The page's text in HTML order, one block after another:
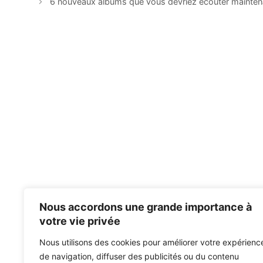
Nous accordons une grande importance à
votre vie privée
Nous utilisons des cookies pour améliorer votre
de navigation, diffuser des publicités ou du contenu